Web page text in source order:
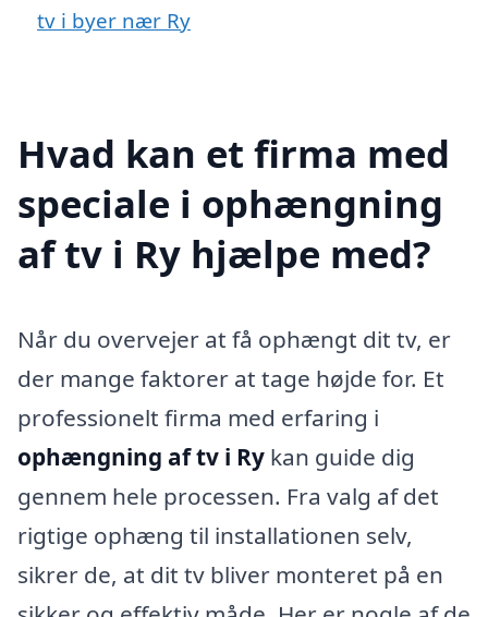
tv i byer nær Ry
Hvad kan et firma med
speciale i ophængning
af tv i Ry hjælpe med?
Når du overvejer at få ophængt dit tv, er
der mange faktorer at tage højde for. Et
professionelt firma med erfaring i
ophængning af tv i Ry kan guide dig
gennem hele processen. Fra valg af det
rigtige ophæng til installationen selv,
sikrer de, at dit tv bliver monteret på en